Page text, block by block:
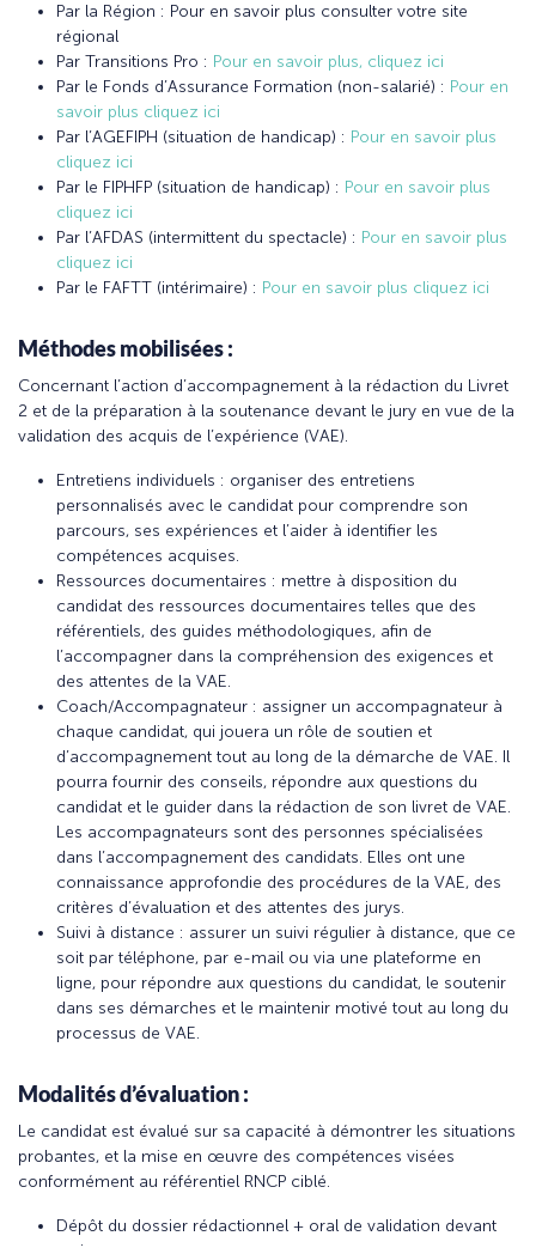
Par la Région : Pour en savoir plus consulter votre site
régional
Par Transitions Pro : Pour en savoir plus, cliquez ici
Par le Fonds d’Assurance Formation (non-salarié) : Pour en
savoir plus cliquez ici
Par l’AGEFIPH (situation de handicap) : Pour en savoir plus
cliquez ici
Par le FIPHFP (situation de handicap) : Pour en savoir plus
cliquez ici
Par l’AFDAS (intermittent du spectacle) : Pour en savoir plus
cliquez ici
Par le FAFTT (intérimaire) : Pour en savoir plus cliquez ici
Méthodes mobilisées :
Concernant l’action d’accompagnement à la rédaction du Livret
2 et de la préparation à la soutenance devant le jury en vue de la
validation des acquis de l’expérience (VAE).
Entretiens individuels : organiser des entretiens
personnalisés avec le candidat pour comprendre son
parcours, ses expériences et l’aider à identifier les
compétences acquises.
Ressources documentaires : mettre à disposition du
candidat des ressources documentaires telles que des
référentiels, des guides méthodologiques, afin de
l’accompagner dans la compréhension des exigences et
des attentes de la VAE.
Coach/Accompagnateur : assigner un accompagnateur à
chaque candidat, qui jouera un rôle de soutien et
d’accompagnement tout au long de la démarche de VAE. Il
pourra fournir des conseils, répondre aux questions du
candidat et le guider dans la rédaction de son livret de VAE.
Les accompagnateurs sont des personnes spécialisées
dans l’accompagnement des candidats. Elles ont une
connaissance approfondie des procédures de la VAE, des
critères d’évaluation et des attentes des jurys.
Suivi à distance : assurer un suivi régulier à distance, que ce
soit par téléphone, par e-mail ou via une plateforme en
ligne, pour répondre aux questions du candidat, le soutenir
dans ses démarches et le maintenir motivé tout au long du
processus de VAE.
Modalités d’évaluation :
Le candidat est évalué sur sa capacité à démontrer les situations
probantes, et la mise en œuvre des compétences visées
conformément au référentiel RNCP ciblé.
Dépôt du dossier rédactionnel + oral de validation devant